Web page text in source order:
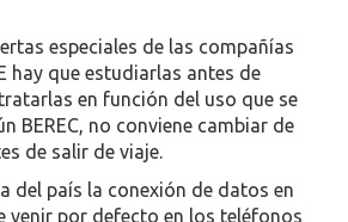
especiales de las compañías
hay que estudiarlas antes de
en función del uso que se
BEREC, no conviene cambiar de
de salir de viaje.
del país la conexión de datos en
venir por defecto en los teléfonos